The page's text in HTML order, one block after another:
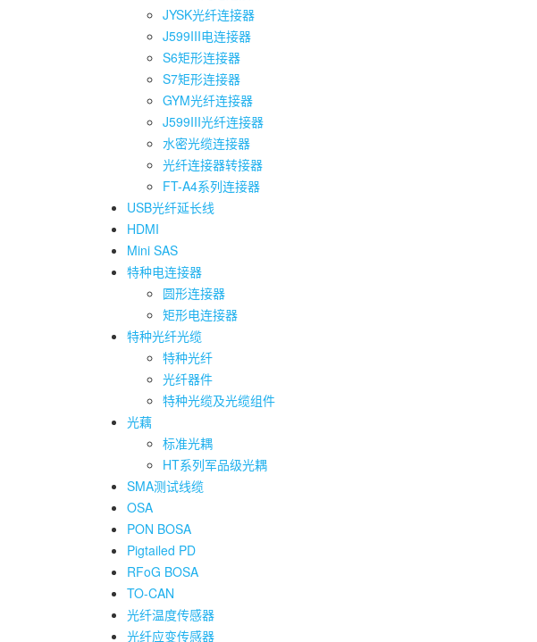
JYSK光纤连接器
J599III电连接器
S6矩形连接器
S7矩形连接器
GYM光纤连接器
J599III光纤连接器
水密光缆连接器
光纤连接器转接器
FT-A4系列连接器
USB光纤延长线
HDMI
Mini SAS
特种电连接器
圆形连接器
矩形电连接器
特种光纤光缆
特种光纤
光纤器件
特种光缆及光缆组件
光藕
标准光耦
HT系列军品级光耦
SMA测试线缆
OSA
PON BOSA
Pigtailed PD
RFoG BOSA
TO-CAN
光纤温度传感器
光纤应变传感器